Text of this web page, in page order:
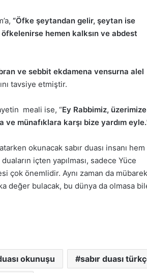
“Öfke şeytandan gelir, şeytan ise
hemen kalksın ve abdest
ve sebbit ekdamena vensurna alel
tavsiye etmiştir.
meali ise, “Ey Rabbimiz, üzerimize
ve münafıklara karşı bize yardım eyle.
okunacak sabır duası insanı hem
içten yapılması, sadece Yüce
çok önemlidir. Aynı zaman da mübarek
değer bulacak, bu dünya da olmasa
okunuşu sabır duası